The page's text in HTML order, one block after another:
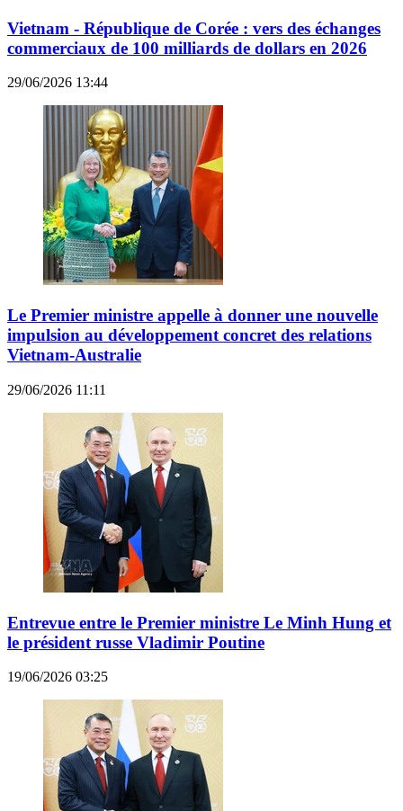
Vietnam - République de Corée : vers des échanges
commerciaux de 100 milliards de dollars en 2026
29/06/2026 13:44
Le Premier ministre appelle à donner une nouvelle
impulsion au développement concret des relations
Vietnam-Australie
29/06/2026 11:11
Entrevue entre le Premier ministre Le Minh Hung et
le président russe Vladimir Poutine
19/06/2026 03:25